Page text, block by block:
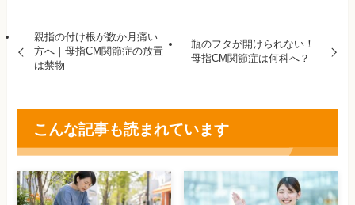
親指の付け根が数か月痛い
方へ｜母指CM関節症の放置
は禁物
瓶のフタが開けられない！
母指CM関節症は何科へ？
こんな記事も読まれています